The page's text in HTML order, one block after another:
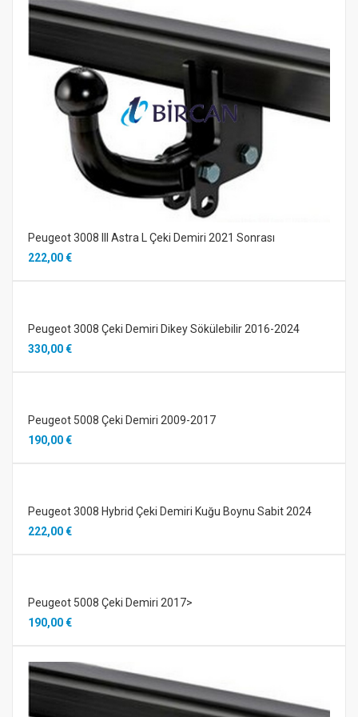
Peugeot 3008 III Astra L Çeki Demiri 2021 Sonrası
222,00 €
Peugeot 3008 Çeki Demiri Dikey Sökülebilir 2016-2024
330,00 €
Peugeot 5008 Çeki Demiri 2009-2017
190,00 €
Peugeot 3008 Hybrid Çeki Demiri Kuğu Boynu Sabit 2024
222,00 €
Peugeot 5008 Çeki Demiri 2017>
190,00 €